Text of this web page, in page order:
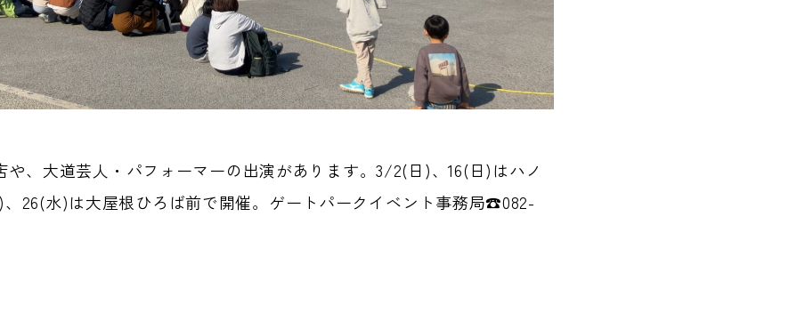
や、大道芸人・パフォーマーの出演があります。3/2(日)、16(日)はハノ
、26(水)は大屋根ひろば前で開催。ゲートパークイベント事務局☎082-